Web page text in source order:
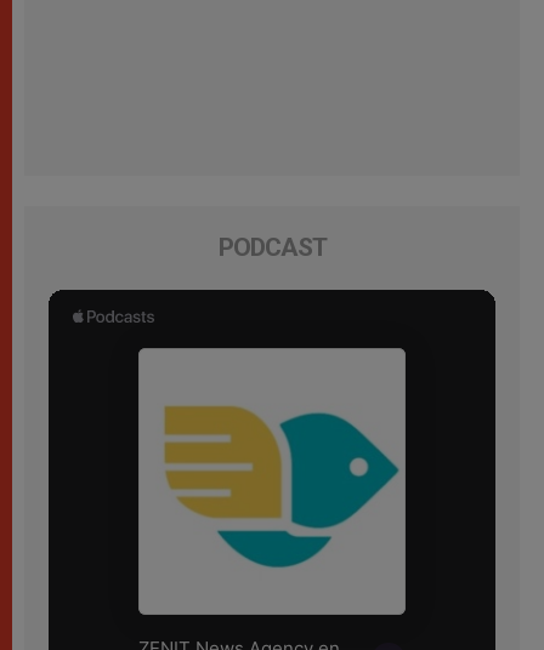
PODCAST